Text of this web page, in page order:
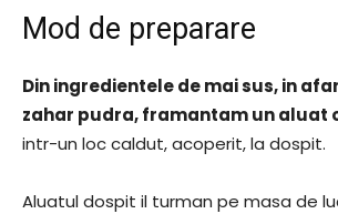
Mod de preparare
Din ingredientele de mai sus, in
zahar pudra, framantam un aluat
intr-un loc caldut, acoperit, la dospit.
Aluatul dospit il turman pe masa de